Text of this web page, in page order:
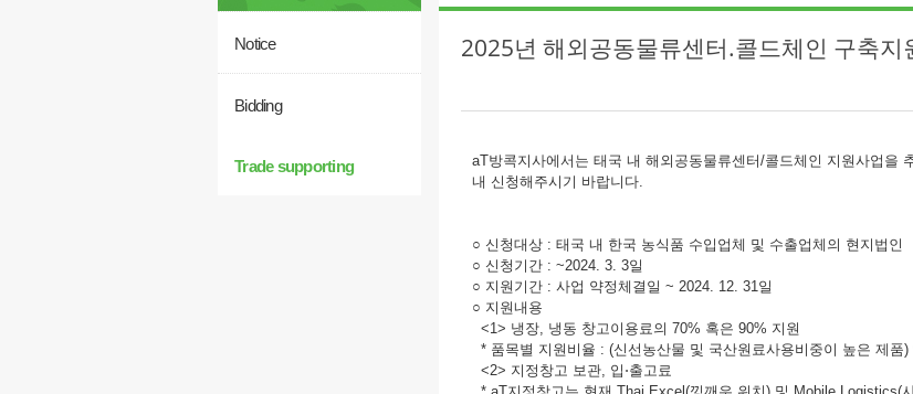
Notice
Bidding
Trade supporting
2025년 해외공동물류센터.콜드체인 구축지
aT방콕지사에서는 태국 내 해외공동물류센터/콜드체인 지원사업을
내 신청해주시기 바랍니다.
○ 신청대상 : 태국 내 한국 농식품 수입업체 및 수출업체의 현지법인
○ 신청기간 : ~2024. 3. 3일
○ 지원기간 : 사업 약정체결일 ~ 2024. 12. 31일
○ 지원내용
<1> 냉장, 냉동 창고이용료의 70% 혹은 90% 지원
* 품목별 지원비율 : (신선농산물 및 국산원료사용비중이 높은 제품
<2> 지정창고 보관, 입⋅출고료